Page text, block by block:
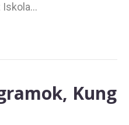
Iskola…
Kung